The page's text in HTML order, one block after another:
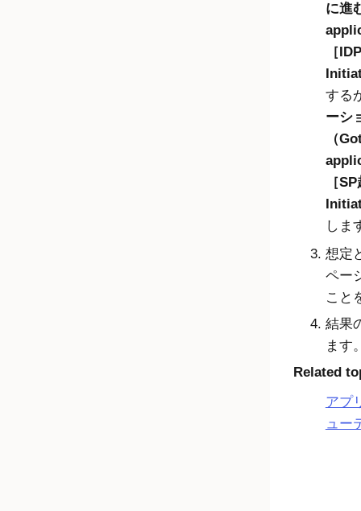
に進
する
ーシ
（
SP
しま
想定
ペー
こと
結果
ます
Related
アプ
ュー